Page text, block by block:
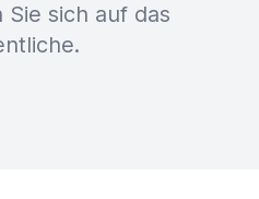
sich auf das